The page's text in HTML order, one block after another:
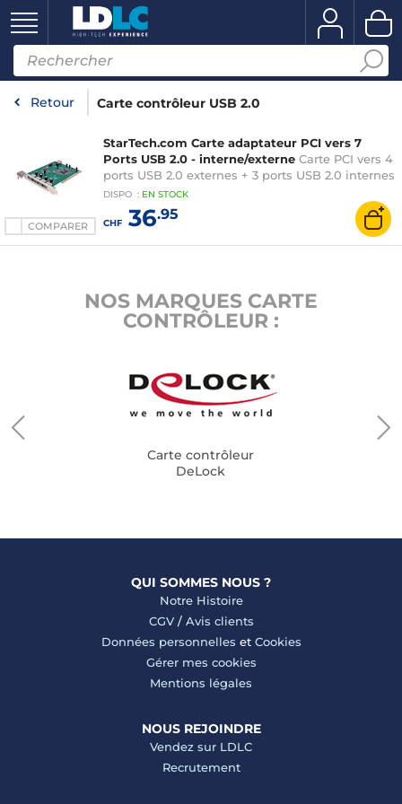
Retour Carte contrôleur USB 2.0
COMPARER
StarTech.com Carte adaptateur PCI vers 7
Ports USB 2.0 - interne/externe Carte PCI vers 4
ports USB 2.0 externes + 3 ports USB 2.0 internes
DISPO : EN STOCK
CHF36.95
NOS MARQUES CARTE
CONTRÔLEUR :
Carte contrôleur
DeLock
QUI SOMMES NOUS ?
Notre Histoire
CGV/ Avis clients
Données personnelles et Cookies
Gérer mes cookies
Mentions légales
NOUS REJOINDRE
Vendez sur LDLC
Recrutement